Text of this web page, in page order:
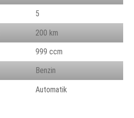
5
200 km
999 ccm
Benzin
Automatik